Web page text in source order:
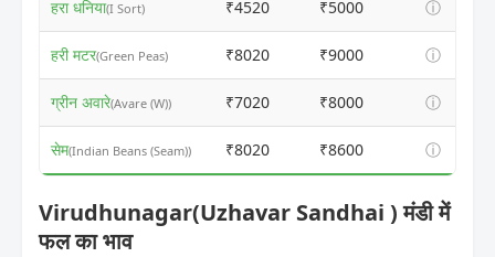
हरा धनिया(I Sort) ₹4520 ₹5000 ⓘ
हरी मटर(Green Peas) ₹8020 ₹9000 ⓘ
ग्रीन अवारे(Avare (W)) ₹7020 ₹8000 ⓘ
सेम(Indian Beans (Seam)) ₹8020 ₹8600 ⓘ
Virudhunagar(Uzhavar Sandhai ) मंडी में
फल का भाव